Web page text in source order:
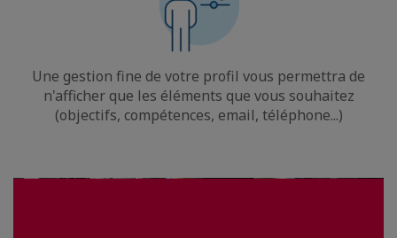
Une gestion fine de votre profil vous permettra de
n'afficher que les éléments que vous souhaitez
(objectifs, compétences, email, téléphone...)